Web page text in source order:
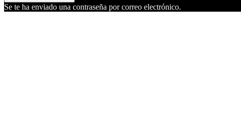
Se te ha enviado una contraseña por correo electrónico.